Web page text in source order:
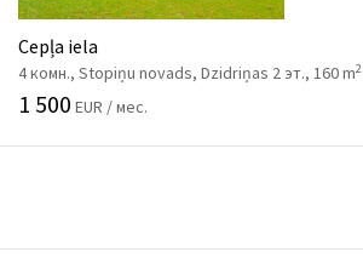
Cepļa iela
4 комн., Stopiņu novads, Dzidriņas 2 эт., 160 m2
1 500 EUR / мес.